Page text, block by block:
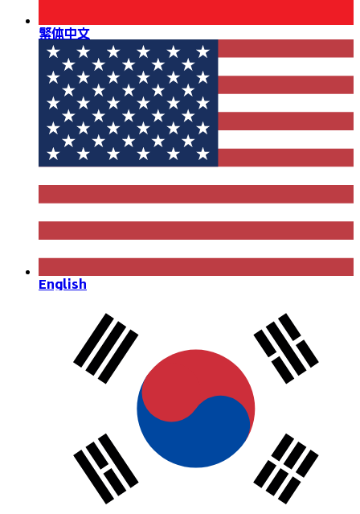
繁体中文
English